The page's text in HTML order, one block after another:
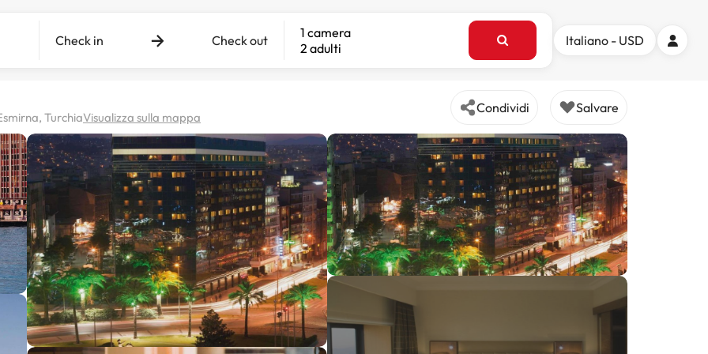
Check in Check out
1 camera
2 adulti
Italiano - USD
TurchiaVisualizza sulla mappa
Condividi Salvare